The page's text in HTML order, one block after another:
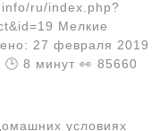
ru/index.php?
Мелкие
27 февраля 2019
8 минут 👀 85660